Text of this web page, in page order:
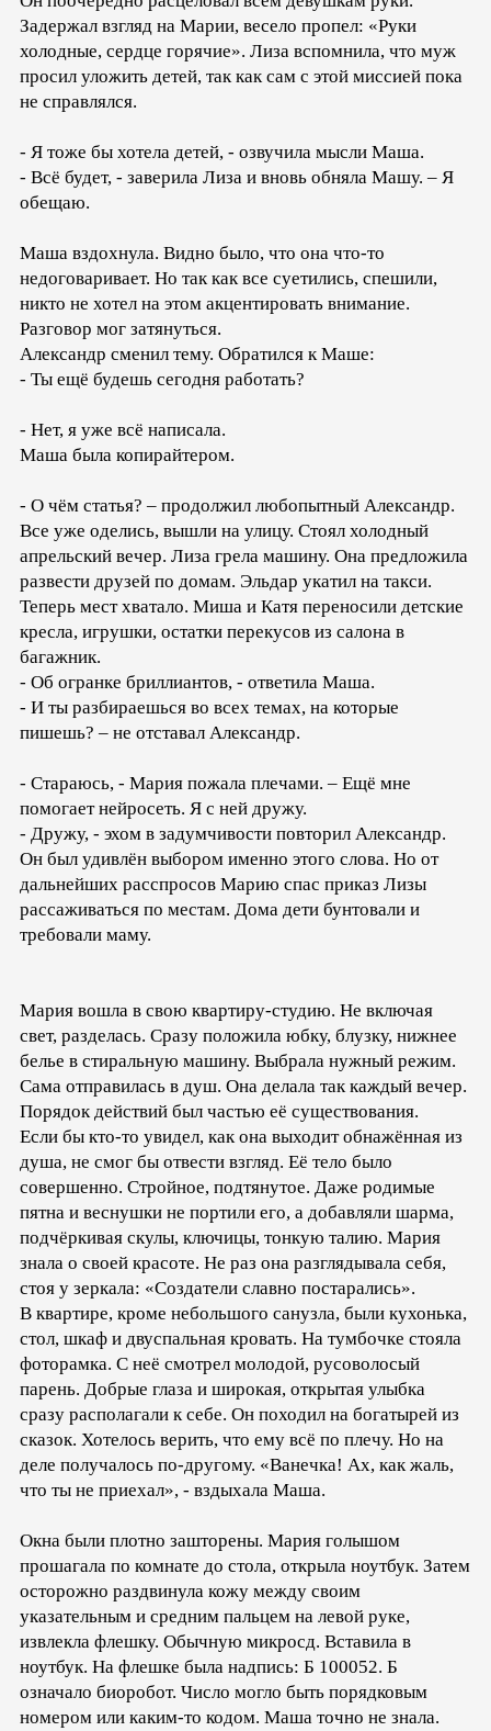
Задержал взгляд на Марии, весело пропел: «Руки
холодные, сердце горячие». Лиза вспомнила, что муж
просил уложить детей, так как сам с этой миссией пока
не справлялся.
- Я тоже бы хотела детей, - озвучила мысли Маша.
- Всё будет, - заверила Лиза и вновь обняла Машу. – Я
обещаю.
Маша вздохнула. Видно было, что она что-то
недоговаривает. Но так как все суетились, спешили,
никто не хотел на этом акцентировать внимание.
Разговор мог затянуться.
Александр сменил тему. Обратился к Маше:
- Ты ещё будешь сегодня работать?
- Нет, я уже всё написала.
Маша была копирайтером.
- О чём статья? – продолжил любопытный Александр.
Все уже оделись, вышли на улицу. Стоял холодный
апрельский вечер. Лиза грела машину. Она предложила
развести друзей по домам. Эльдар укатил на такси.
Теперь мест хватало. Миша и Катя переносили детские
кресла, игрушки, остатки перекусов из салона в
багажник.
- Об огранке бриллиантов, - ответила Маша.
- И ты разбираешься во всех темах, на которые
пишешь? – не отставал Александр.
- Стараюсь, - Мария пожала плечами. – Ещё мне
помогает нейросеть. Я с ней дружу.
- Дружу, - эхом в задумчивости повторил Александр.
Он был удивлён выбором именно этого слова. Но от
дальнейших расспросов Марию спас приказ Лизы
рассаживаться по местам. Дома дети бунтовали и
требовали маму.
Мария вошла в свою квартиру-студию. Не включая
свет, разделась. Сразу положила юбку, блузку, нижнее
белье в стиральную машину. Выбрала нужный режим.
Сама отправилась в душ. Она делала так каждый вечер.
Порядок действий был частью её существования.
Если бы кто-то увидел, как она выходит обнажённая из
душа, не смог бы отвести взгляд. Её тело было
совершенно. Стройное, подтянутое. Даже родимые
пятна и веснушки не портили его, а добавляли шарма,
подчёркивая скулы, ключицы, тонкую талию. Мария
знала о своей красоте. Не раз она разглядывала себя,
стоя у зеркала: «Создатели славно постарались».
В квартире, кроме небольшого санузла, были кухонька,
стол, шкаф и двуспальная кровать. На тумбочке стояла
фоторамка. С неё смотрел молодой, русоволосый
парень. Добрые глаза и широкая, открытая улыбка
сразу располагали к себе. Он походил на богатырей из
сказок. Хотелось верить, что ему всё по плечу. Но на
деле получалось по-другому. «Ванечка! Ах, как жаль,
что ты не приехал», - вздыхала Маша.
Окна были плотно зашторены. Мария голышом
прошагала по комнате до стола, открыла ноутбук. Затем
осторожно раздвинула кожу между своим
указательным и средним пальцем на левой руке,
извлекла флешку. Обычную микросд. Вставила в
ноутбук. На флешке была надпись: Б 100052. Б
означало биоробот. Число могло быть порядковым
номером или каким-то кодом. Маша точно не знала.